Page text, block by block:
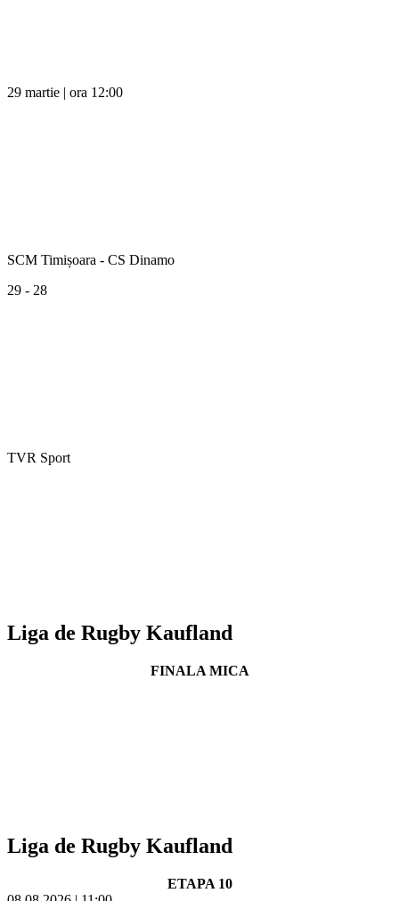
29 martie | ora 12:00
SCM Timișoara - CS Dinamo
29 - 28
TVR Sport
Liga de Rugby Kaufland
FINALA MICA
Liga de Rugby Kaufland
ETAPA 10